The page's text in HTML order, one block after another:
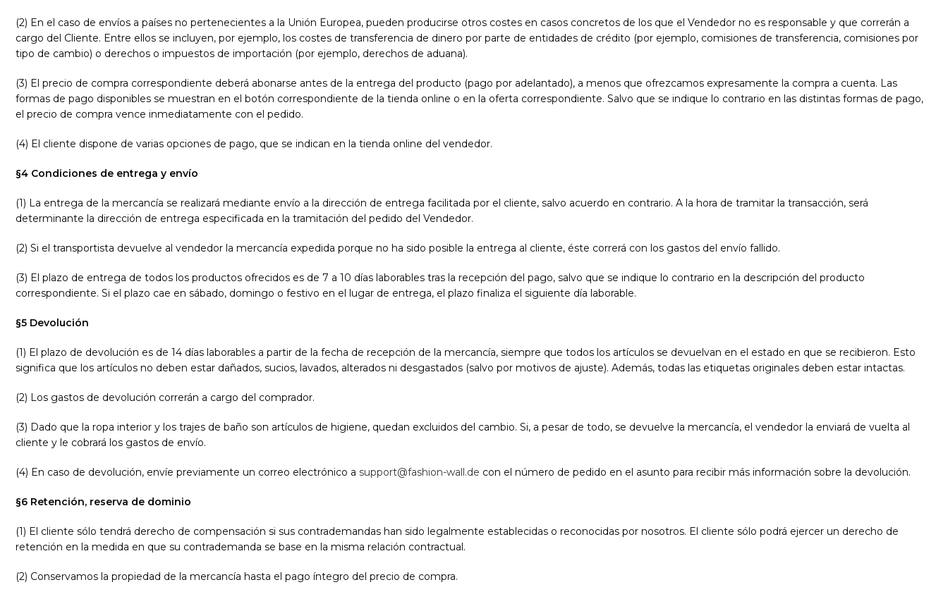
(2) En el caso de envíos a países no pertenecientes a la Unión Europea, pueden producirse otros costes en casos concretos de los que el Vendedor no es responsable y que correrán a
cargo del Cliente. Entre ellos se incluyen, por ejemplo, los costes de transferencia de dinero por parte de entidades de crédito (por ejemplo, comisiones de transferencia, comisiones por
tipo de cambio) o derechos o impuestos de importación (por ejemplo, derechos de aduana).
(3) El precio de compra correspondiente deberá abonarse antes de la entrega del producto (pago por adelantado), a menos que ofrezcamos expresamente la compra a cuenta. Las
formas de pago disponibles se muestran en el botón correspondiente de la tienda online o en la oferta correspondiente. Salvo que se indique lo contrario en las distintas formas de pago,
el precio de compra vence inmediatamente con el pedido.
(4) El cliente dispone de varias opciones de pago, que se indican en la tienda online del vendedor.
§4 Condiciones de entrega y envío
(1) La entrega de la mercancía se realizará mediante envío a la dirección de entrega facilitada por el cliente, salvo acuerdo en contrario. A la hora de tramitar la transacción, será
determinante la dirección de entrega especificada en la tramitación del pedido del Vendedor.
(2) Si el transportista devuelve al vendedor la mercancía expedida porque no ha sido posible la entrega al cliente, éste correrá con los gastos del envío fallido.
(3) El plazo de entrega de todos los productos ofrecidos es de 7 a 10 días laborables tras la recepción del pago, salvo que se indique lo contrario en la descripción del producto
correspondiente. Si el plazo cae en sábado, domingo o festivo en el lugar de entrega, el plazo finaliza el siguiente día laborable.
§5 Devolución
(1) El plazo de devolución es de 14 días laborables a partir de la fecha de recepción de la mercancía, siempre que todos los artículos se devuelvan en el estado en que se recibieron. Esto
significa que los artículos no deben estar dañados, sucios, lavados, alterados ni desgastados (salvo por motivos de ajuste). Además, todas las etiquetas originales deben estar intactas.
(2) Los gastos de devolución correrán a cargo del comprador.
(3) Dado que la ropa interior y los trajes de baño son artículos de higiene, quedan excluidos del cambio. Si, a pesar de todo, se devuelve la mercancía, el vendedor la enviará de vuelta al
cliente y le cobrará los gastos de envío.
(4) En caso de devolución, envíe previamente un correo electrónico a support@fashion-wall.de con el número de pedido en el asunto para recibir más información sobre la devolución.
§6 Retención, reserva de dominio
(1) El cliente sólo tendrá derecho de compensación si sus contrademandas han sido legalmente establecidas o reconocidas por nosotros. El cliente sólo podrá ejercer un derecho de
retención en la medida en que su contrademanda se base en la misma relación contractual.
(2) Conservamos la propiedad de la mercancía hasta el pago íntegro del precio de compra.